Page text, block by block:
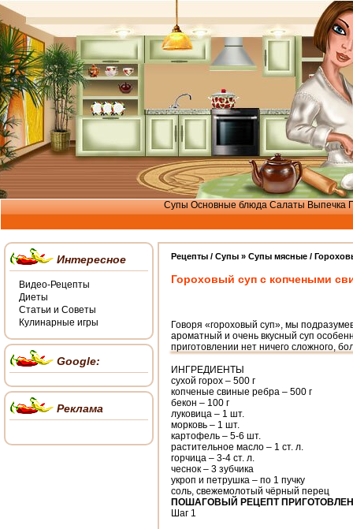
Супы Основные блюда Салаты Выпечка
Рецепты / Cупы » Супы мясные /
Гороховый суп с копчеными
Говоря «гороховый суп», мы
ароматный и очень вкусный суп
приготовлении нет ничего сложного,
ИНГРЕДИЕНТЫ
сухой горох – 500 г
копченые свиные ребра – 500 г
бекон – 100 г
луковица – 1 шт.
морковь – 1 шт.
картофель – 5-6 шт.
растительное масло – 1 ст. л.
горчица – 3-4 ст. л.
чеснок – 3 зубчика
укроп и петрушка – по 1 пучку
соль, свежемолотый чёрный перец
ПОШАГОВЫЙ РЕЦЕПТ
Шаг 1
Интересное
Видео-Рецепты
Диеты
Статьи и Советы
Кулинарные игры
Google:
Реклама